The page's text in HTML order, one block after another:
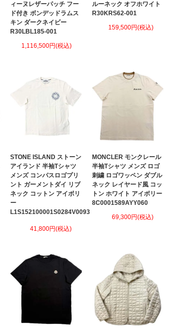
ィーヌレザーパッチ フー
ド付き ボンデッドラムス
キン ダークネイビー
R30LBL185-001
1,116,500円(税込)
ルーネック オフホワイト
R30KRS62-001
159,500円(税込)
STONE ISLAND ストーン
アイランド 半袖Tシャツ
メンズ コンパスロゴプリ
ント ガーメントダイ リブ
ネック コットン アイボリ
ー
L1S152100001S0284V0093
41,800円(税込)
MONCLER モンクレール
半袖Tシャツ メンズ ロゴ
刺繍 ロゴワッペン ダブル
ネック レイヤード風 コッ
トン ホワイト アイボリー
8C0001589AYY060
69,300円(税込)